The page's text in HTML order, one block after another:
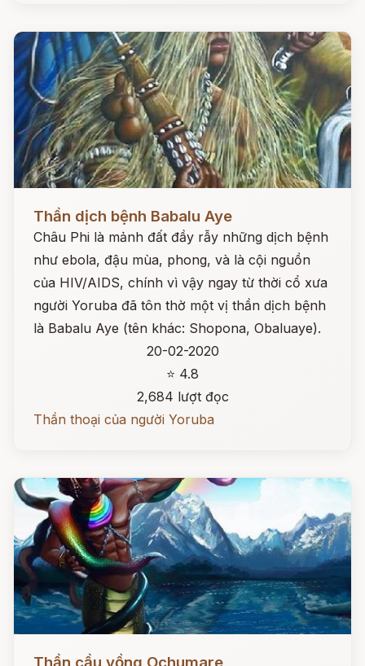
Đọc ngay
Thần dịch bệnh Babalu Aye
Châu Phi là mảnh đất đầy rẫy những dịch bệnh
như ebola, đậu mùa, phong, và là cội nguồn
của HIV/AIDS, chính vì vậy ngay từ thời cổ xưa
người Yoruba đã tôn thờ một vị thần dịch bệnh
là Babalu Aye (tên khác: Shopona, Obaluaye).
20-02-2020
⭐ 4.8
2,684 lượt đọc
Thần thoại của người Yoruba
Đọc ngay